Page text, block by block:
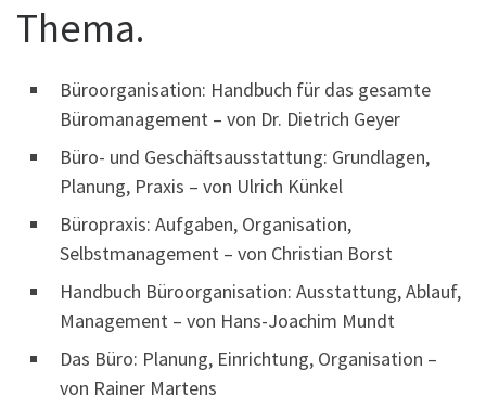
Thema.
Büroorganisation: Handbuch für das gesamte
Büromanagement – von Dr. Dietrich Geyer
Büro- und Geschäftsausstattung: Grundlagen,
Planung, Praxis – von Ulrich Künkel
Büropraxis: Aufgaben, Organisation,
Selbstmanagement – von Christian Borst
Handbuch Büroorganisation: Ausstattung, Ablauf,
Management – von Hans-Joachim Mundt
Das Büro: Planung, Einrichtung, Organisation –
von Rainer Martens